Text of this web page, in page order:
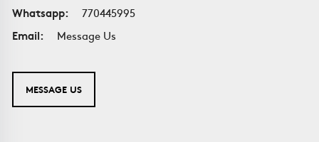
Whatsapp:
770445995
Email:
Message Us
MESSAGE US